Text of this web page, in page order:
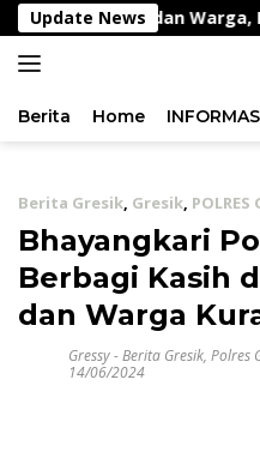
Langsung
ke
konten
Update News
Berprestasi dan Warga,
Berita Home
Berita Gresik, Gresik, POLRES
Bhayangkari
Berbagi Kasih
dan Warga
Gressy-Berita Gresik, Polres
14/06/2024